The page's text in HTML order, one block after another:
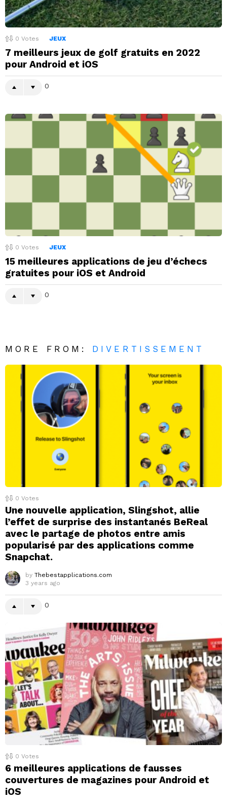
0 Votes JEUX
7 meilleurs jeux de golf gratuits en 2022
pour Android et iOS
0
0 Votes JEUX
15 meilleures applications de jeu d’échecs
gratuites pour iOS et Android
0
MORE FROM: DIVERTISSEMENT
0 Votes
Une nouvelle application, Slingshot, allie
l’effet de surprise des instantanés BeReal
avec le partage de photos entre amis
popularisé par des applications comme
Snapchat.
by Thebestapplications.com
3 years ago
0
0 Votes
6 meilleures applications de fausses
couvertures de magazines pour Android et
iOS